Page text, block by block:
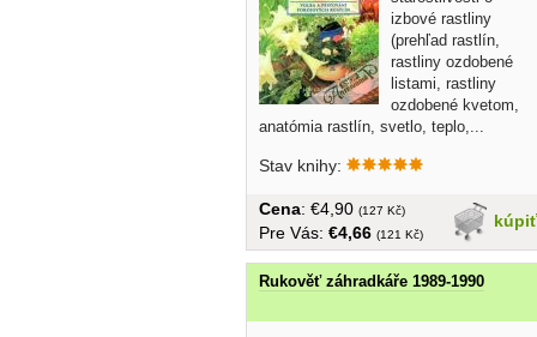
izbové rastliny
(prehľad rastlín,
rastliny ozdobené
listami, rastliny
ozdobené kvetom,
anatómia rastlín, svetlo, teplo,...
Stav knihy:
kúpiť
Cena: €4,90 (127 Kč)
Pre Vás: €4,66 (121 Kč)
Rukověť záhradkáře 1989-1990